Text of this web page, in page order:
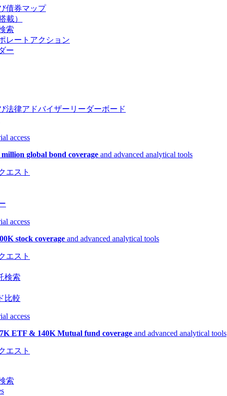
債券マップ
載）
索
レートアクション
ー
法律アドバイザーリーダーボード
access
million global bond coverage and advanced analytical tools
エスト
access
stock coverage and advanced analytical tools
エスト
検索
比較
access
ETF & 140K Mutual fund coverage and advanced analytical tools
エスト
索